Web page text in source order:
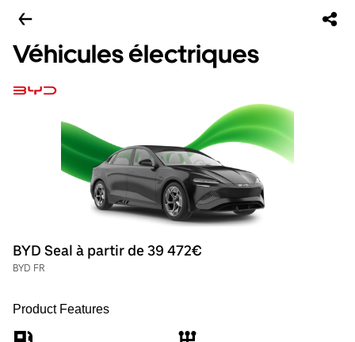
Véhicules électriques
BYD Seal à partir de 39 472€
BYD FR
Product Features